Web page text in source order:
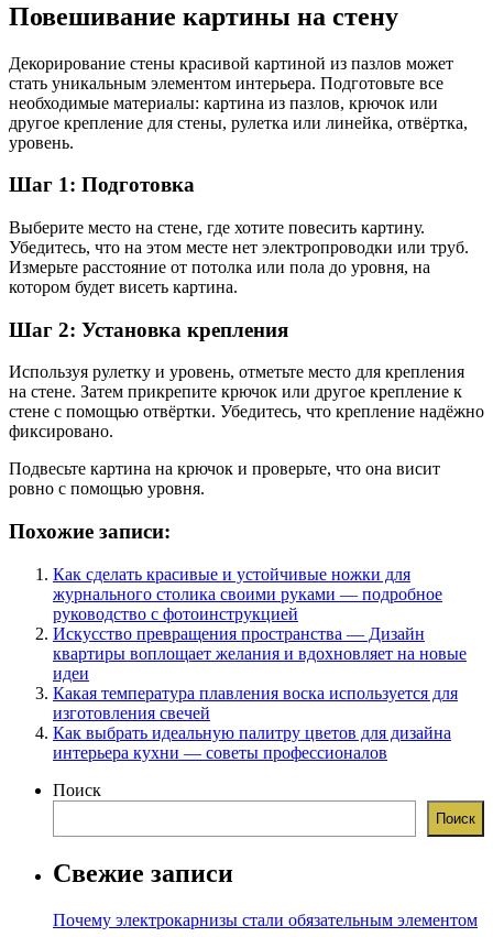
Повешивание картины на стену
Декорирование стены красивой картиной из пазлов может
стать уникальным элементом интерьера. Подготовьте все
необходимые материалы: картина из пазлов, крючок или
другое крепление для стены, рулетка или линейка, отвёртка,
уровень.
Шаг 1: Подготовка
Выберите место на стене, где хотите повесить картину.
Убедитесь, что на этом месте нет электропроводки или труб.
Измерьте расстояние от потолка или пола до уровня, на
котором будет висеть картина.
Шаг 2: Установка крепления
Используя рулетку и уровень, отметьте место для крепления
на стене. Затем прикрепите крючок или другое крепление к
стене с помощью отвёртки. Убедитесь, что крепление надёжно
фиксировано.
Подвесьте картина на крючок и проверьте, что она висит
ровно с помощью уровня.
Похожие записи:
Как сделать красивые и устойчивые ножки для
журнального столика своими руками — подробное
руководство с фотоинструкцией
Искусство превращения пространства — Дизайн
квартиры воплощает желания и вдохновляет на новые
идеи
Какая температура плавления воска используется для
изготовления свечей
Как выбрать идеальную палитру цветов для дизайна
интерьера кухни — советы профессионалов
Поиск
Поиск
Свежие записи
Почему электрокарнизы стали обязательным элементом